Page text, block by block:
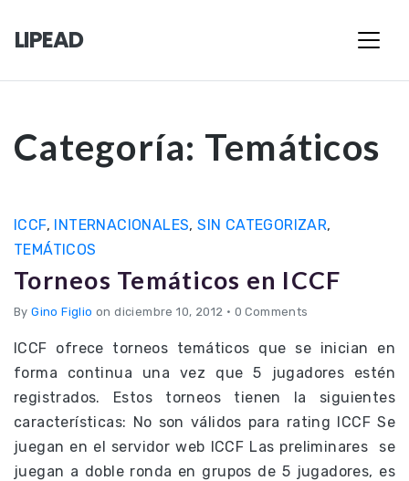
LIPEAD
Categoría: Temáticos
ICCF, INTERNACIONALES,SIN CATEGORIZAR,
TEMÁTICOS
Torneos Temáticos en ICCF
ByGino Figlio on diciembre 10, 2012 • 0 Comments
ICCF ofrece torneos temáticos que se inician en
forma continua una vez que 5 jugadores estén
registrados. Estos torneos tienen la siguientes
características: No son válidos para rating ICCF Se
juegan en el servidor web ICCF Las preliminares se
juegan a doble ronda en grupos de 5 jugadores, es